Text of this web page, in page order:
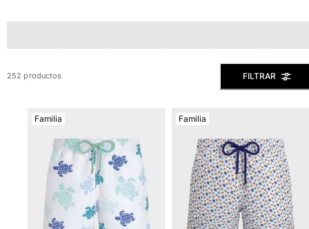
Mágico
Polos
Camisas
Shorts
Jersey y cárdigan
Chaquetas y Abrigos
Pantalones
Jerséis
252 productos FILTRAR
Familia Familia